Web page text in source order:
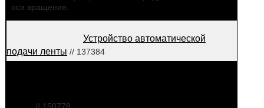
оси вращения.
Устройство автоматической
подачи ленты // 137384